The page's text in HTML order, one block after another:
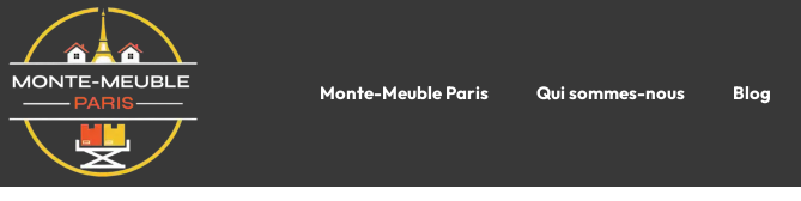
Monte-Meuble Paris Qui sommes-nous Blog